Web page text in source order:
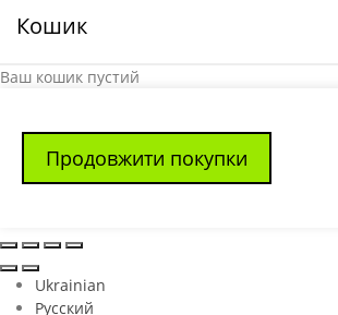
Кошик
Ваш кошик пустий
Продовжити покупки
Ukrainian
Русский